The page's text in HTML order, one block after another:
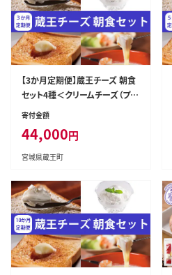
【3か月定期便】蔵王チーズ 朝食
セット4種＜クリームチーズ（プレ
ーン）、バター、シュレッドチーズ、
乳製品 蔵王 人気 【04301-077
4】
寄付金額
44,000円
宮城県蔵王町